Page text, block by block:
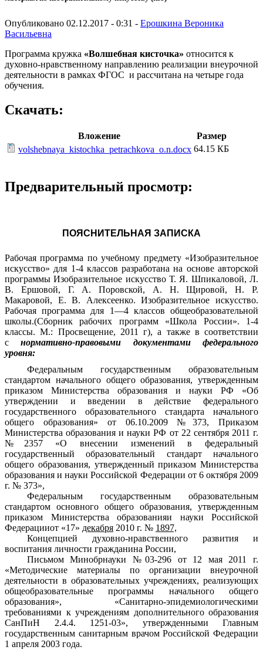
Опубликовано 02.12.2017 - 0:31 - Ерошкина Вероника
Васильевна
Программа кружка «Волшебная кисточка» относится к
духовно-нравственному направлению реализации внеурочной
деятельности в рамках ФГОС и рассчитана на четыре года
обучения.
Скачать:
Вложение
Размер
volshebnaya_kistochka_petrachkova_o.n.docx 64.15 КБ
Предварительный просмотр:
ПОЯСНИТЕЛЬНАЯ ЗАПИСКА
Рабочая программа по учебному предмету «Изобразительное
искусство» для 1-4 классов разработана на основе авторской
программы Изобразительное искусство Т. Я. Шпикаловой, Л.
В. Ершовой, Г. А. Поровской, А. Н. Щировой, Н. Р.
Макаровой, Е. В. Алексеенко. Изобразительное искусство.
Рабочая программа для 1—4 классов общеобразовательной
школы.(Сборник рабочих программ «Школа России». 1-4
классы. М.: Просвещение, 2011 г), а также в соответствии
снормативно-правовыми документами федерального
уровня:
Федеральным государственным образовательным
стандартом начального общего образования, утвержденным
приказом Министерства образования и науки РФ «Об
утверждении и введении в действие федерального
государственного образовательного стандарта начального
общего образования» от 06.10.2009 №373, Приказом
Министерства образования и науки РФ от 22 сентября 2011 г.
№2357 «О внесении изменений в федеральный
государственный образовательный стандарт начального
общего образования, утвержденный приказом Министерства
образования и науки Российской Федерации от 6 октября 2009
г. № 373»,
Федеральным государственным образовательным
стандартом основного общего образования, утвержденным
приказом Министерства образованияи науки Российской
Федерацииот «17» декабря 2010 г. № 1897,
Концепцией духовно-нравственного развития и
воспитания личности гражданина России,
Письмом Минобрнауки №03-296 от 12 мая 2011 г.
«Методические материалы по организации внеурочной
деятельности в образовательных учреждениях, реализующих
общеобразовательные программы начального общего
образования», «Санитарно-эпидемиологическими
требованиями к учреждениям дополнительного образования
СанПиН 2.4.4. 1251-03», утвержденными Главным
государственным санитарным врачом Российской Федерации
1 апреля 2003 года.